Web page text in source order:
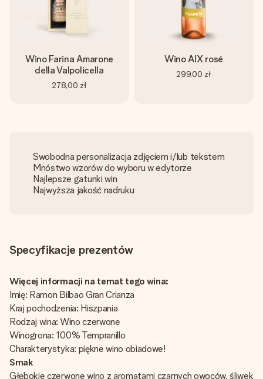
Wino Farina Amarone
della Valpolicella
278,00 zł
Wino AIX rosé
299,00 zł
Swobodna personalizacja zdjęciem i/lub tekstem
Mnóstwo wzorów do wyboru w edytorze
Najlepsze gatunki win
Najwyższa jakość nadruku
Specyfikacje prezentów
Więcej informacji na temat tego wina:
Imię: Ramon Bilbao Gran Crianza
Kraj pochodzenia: Hiszpania
Rodzaj wina: Wino czerwone
Winogrona: 100% Tempranillo
Charakterystyka: piękne wino obiadowe!
Smak
Głębokie czerwone wino z aromatami czarnych owoców, śliwek